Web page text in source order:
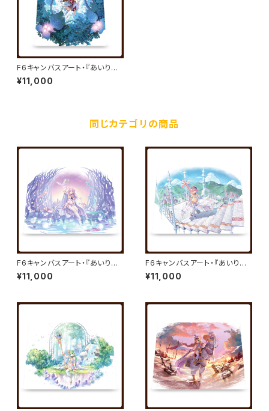
F6キャンバスアート・『あいりす
ミスティリア！』キャンバスアート
17／秘跡聖装 ティセ／夏野イオ
¥11,000
同じカテゴリの商品
F6キャンバスアート・『あいりす
ミスティリア！』キャンバスアート
01／秘跡聖装 アシュリー／べっ
¥11,000
F6キャンバスアート・『あいりす
ミスティリア！』キャンバスアート
02／秘跡聖装 クリス／夏野イ
¥11,000